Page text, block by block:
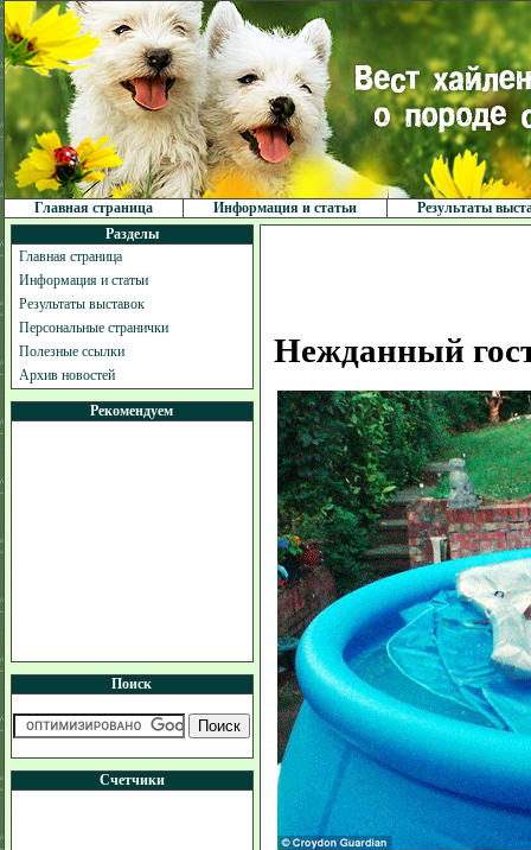
Главная страница Информация и статьи
Результаты
Разделы
Главная страница
Информация и статьи
Результаты выставок
Персональные странички
Полезные ссылки
Архив новостей
Рекомендуем
Поиск
Счетчики
Нежданный